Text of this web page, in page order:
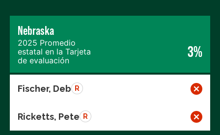
Nebraska
2025 Promedio
estatal en la Tarjeta
de evaluación
3%
Fischer, Deb R
Ricketts, Pete R